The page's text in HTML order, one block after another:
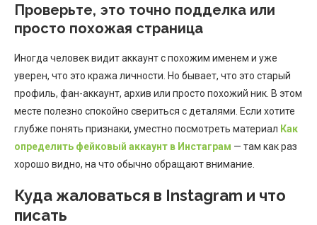
Проверьте, это точно подделка или
просто похожая страница
Иногда человек видит аккаунт с похожим именем и уже
уверен, что это кража личности. Но бывает, что это старый
профиль, фан-аккаунт, архив или просто похожий ник. В этом
месте полезно спокойно свериться с деталями. Если хотите
глубже понять признаки, уместно посмотреть материал Как
определить фейковый аккаунт в Инстаграм — там как раз
хорошо видно, на что обычно обращают внимание.
Куда жаловаться в Instagram и что
писать